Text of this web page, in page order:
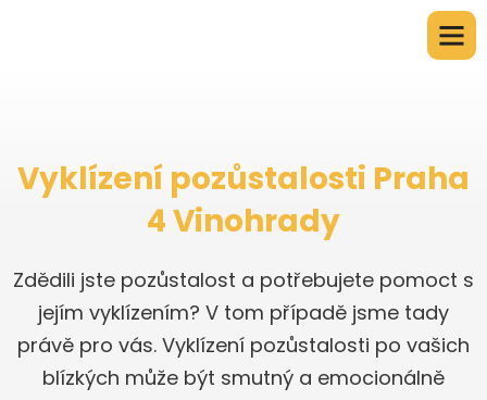
Vyklízení pozůstalosti Praha
4 Vinohrady
Zdědili jste pozůstalost a potřebujete pomoct s
jejím vyklízením? V tom případě jsme tady
právě pro vás. Vyklízení pozůstalosti po vašich
blízkých může být smutný a emocionálně